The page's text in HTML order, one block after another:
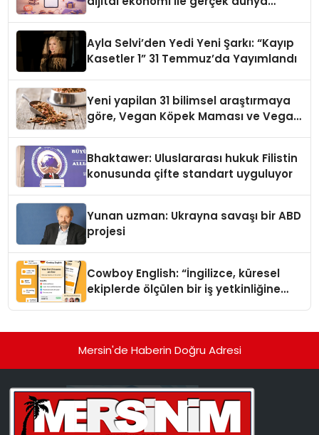
Ayla Selvi’den Yedi Yeni Şarkı: “Kayıp
Kasetler 1” 31 Temmuz’da Yayımlandı
Yeni yapilan 31 bilimsel araştırmaya
göre, Vegan Köpek Maması ve Vegan
Bhaktawer: Uluslararası hukuk Filistin
konusunda çifte standart uyguluyor
Yunan uzman: Ukrayna savaşı bir ABD
projesi
Cowboy English: “İngilizce, küresel
ekiplerde ölçülen bir iş yetkinliğine
Mersin'de Haberin Doğru Adresi